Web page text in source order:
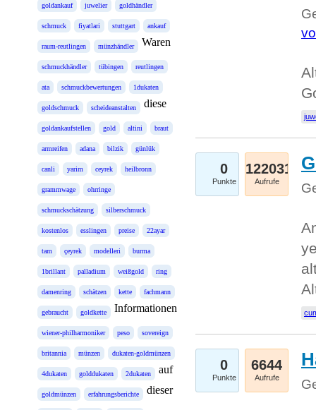
goldankauf juwelier goldhändler
schmuck fiyatlari stuttgart ankauf
raum-reutlingen münzhändler
schmuckhändler tübingen reutlingen
ata schmuckbewertungen 1dukaten
goldschmuck scheideanstalten
goldankaufstellen gold altini braut
armreifen adana bilzik günlük
canli yarim ceyrek heilbronn
grammwage ohrringe
schmuckschätzung silberschmuck
kostenlos esslingen preise 22ayar
tam çeyrek modelleri burma
1brillant palladium weißgold ring
damenring schätzen kette fachmann
gebraucht goldkette
wiener-philharmoniker peso sovereign
britannia münzen dukaten-goldmünzen
4dukaten golddukaten 2dukaten
goldmünzen erfahrungsberichte
Waren
diese
Informationen
auf
dieser
0
Punkte
122031
Aufrufe
0
Punkte
6644
Aufrufe